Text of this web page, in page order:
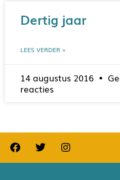
Dertig jaar
LEES VERDER »
14 augustus 2016
reacties